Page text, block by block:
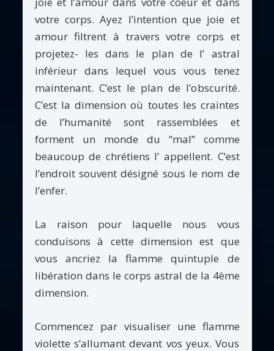
votre corps. Ayez l’intention que joie et
amour filtrent à travers votre corps et
projetez- les dans le plan de l’ astral
inférieur dans lequel vous vous tenez
maintenant. C’est le plan de l’obscurité.
C’est la dimension où toutes les craintes
de l’humanité sont rassemblées et
forment un monde du “mal” comme
beaucoup de chrétiens l’ appellent. C’est
l’endroit souvent désigné sous le nom de
l’enfer.
La raison pour laquelle nous vous
conduisons à cette dimension est que
vous ancriez la flamme quintuple de
libération dans le corps astral de la 4ème
dimension.
Commencez par visualiser une flamme
violette s’allumant devant vos yeux. Vous